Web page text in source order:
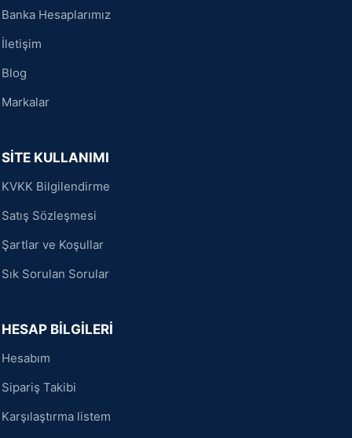
Banka Hesaplarımız
İletişim
Blog
Markalar
SİTE KULLANIMI
KVKK Bilgilendirme
Satış Sözleşmesi
Şartlar ve Koşullar
Sık Sorulan Sorular
HESAP BİLGİLERİ
Hesabım
Sipariş Takibi
Karşılaştırma listem